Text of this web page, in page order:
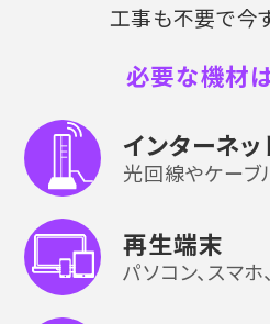
工事も不要で今
必要な機材
インターネッ
光回線やケーブ
再生端末
パソコン、スマホ